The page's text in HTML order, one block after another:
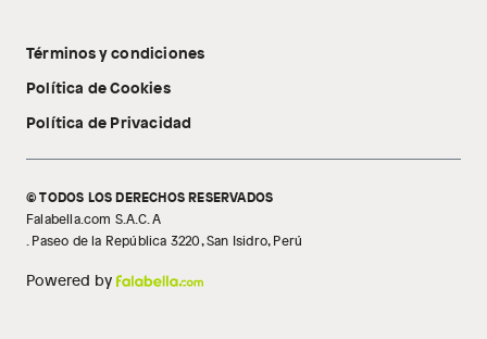
Tecnología Pillow Walk
Libro de reclamaciones
Términos y condiciones
Política de Cookies
Política de Privacidad
© TODOS LOS DERECHOS RESERVADOS
Falabella.com S.A.C. A
. Paseo de la República 3220, San Isidro, Perú
Powered by